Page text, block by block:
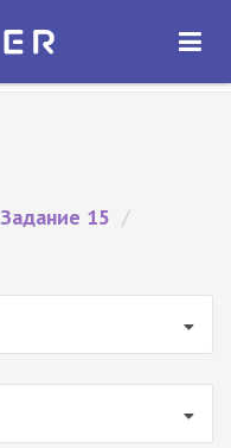
ОТКРЫТЬ
Задание 15 /